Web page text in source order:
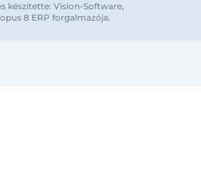
készítette: Vision-Software,
8 ERP forgalmazója.